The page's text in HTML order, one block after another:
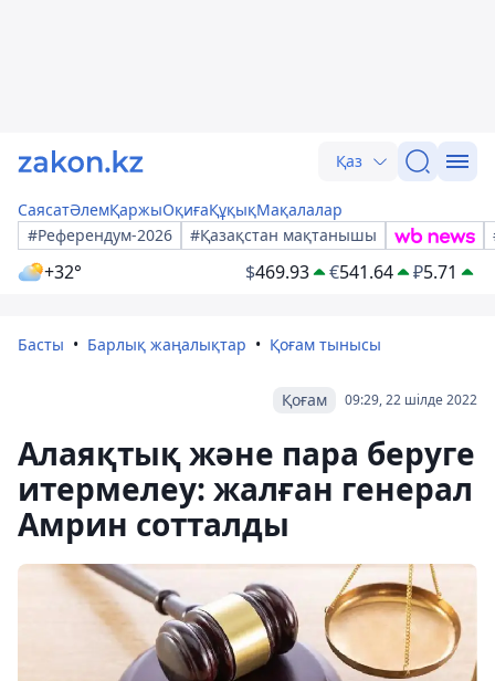
Қаз
СаясатӘлемҚаржыОқиғаҚұқықМақалалар
#Референдум-2026
#Қазақстан мақтанышы
+32° $469.93 €541.64 ₽5.71
Басты Барлық жаңалықтар Қоғам тынысы
09:29, 22 шілде 2022
Қоғам
Алаяқтық және пара беруге
итермелеу: жалған генерал
Амрин сотталды